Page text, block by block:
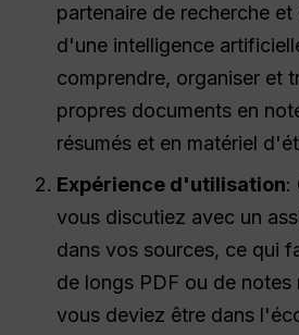
partenaire de recherche
d'une intelligence
comprendre, organiser et
propres documents en
résumés et en matériel
Expérience d'utilisation:
vous discutiez avec un
dans vos sources, ce qui
de longs PDF ou de notes
vous deviez être dans